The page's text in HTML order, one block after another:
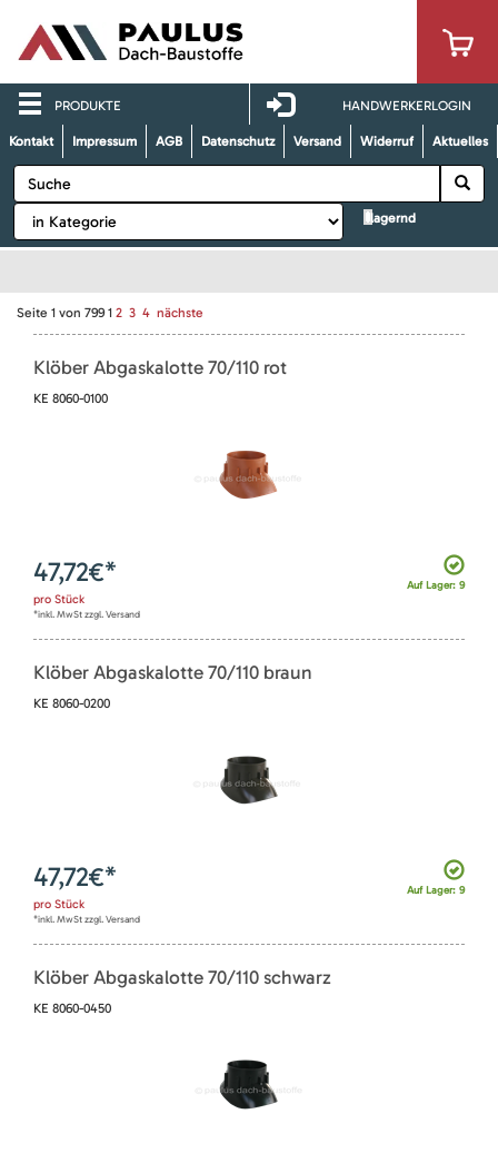
PRODUKTE HANDWERKERLOGIN
Kontakt Impressum AGB Datenschutz Versand Widerruf Aktuelles
lagernd
Seite 1 von 799 1 2 3 4 nächste
Klöber Abgaskalotte 70/110 rot
KE 8060-0100
Auf Lager: 9
47,72€*
pro Stück
*inkl. MwSt zzgl. Versand
Klöber Abgaskalotte 70/110 braun
KE 8060-0200
Auf Lager: 9
47,72€*
pro Stück
*inkl. MwSt zzgl. Versand
Klöber Abgaskalotte 70/110 schwarz
KE 8060-0450